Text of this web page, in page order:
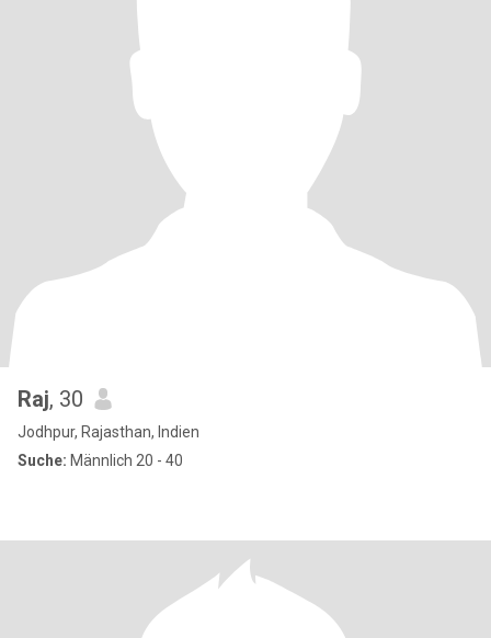
Raj, 30
Jodhpur, Rajasthan, Indien
Suche: Männlich 20 - 40